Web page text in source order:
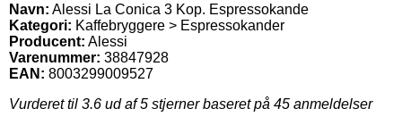
Navn: Alessi La Conica 3 Kop. Espressokande
Kategori: Kaffebryggere > Espressokander
Producent: Alessi
Varenummer: 38847928
EAN: 8003299009527
Vurderet til 3.6 ud af 5 stjerner baseret på 45 anmeldelser